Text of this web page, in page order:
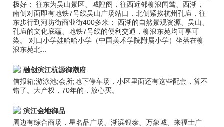
极好； 往东为吴山景区、城隍阁，往西近邻柳浪闻莺、西湖，
南侧对面即有地铁7号线吴山广场站口，北侧紧挨杭州孔庙，往
东步行到河坊街商业街400多米； 西湖的自然景观资源、吴山、
孔庙的文化底蕴、地铁7号线的便利交通，柳浪东苑均可享可
染。 对口小学娃哈哈小学（中国美术学院附属小学）坐落在柳
浪东苑北...
融创滨江杭源御潮府
信报箱;游泳池;会所;地下停车场，小区里面还有这些配套，算不
错了。大产权，70年的，放心买。
滨江金地御品
周边有综合商场，星名品广场、湖滨银泰、万象城、来福士广